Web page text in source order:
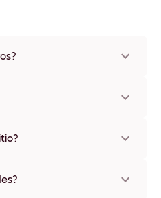
marco, incluidas opciones sin
Te enviaremos un número de